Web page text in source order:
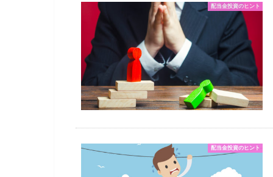
配当金投資のヒント
配当金投資のヒント